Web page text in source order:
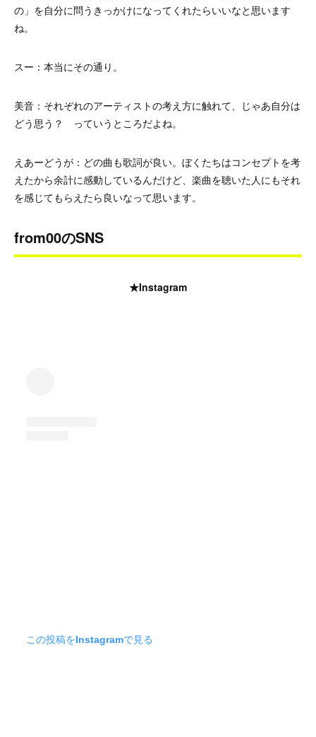
の」を自分に問うきっかけになってくれたらいいなと思います
ね。
スー：本当にその通り。
美音：それぞれのアーティストの考え方に触れて、じゃあ自分は
どう思う？ っていうところだよね。
えあーどうが：どの曲も歌詞が良い。ぼくたちはコンセプトを考
えたから余計に感動しているんだけど、楽曲を聴いた人にもそれ
を感じてもらえたら良いなって思います。
from00のSNS
★Instagram
この投稿をInstagramで見る